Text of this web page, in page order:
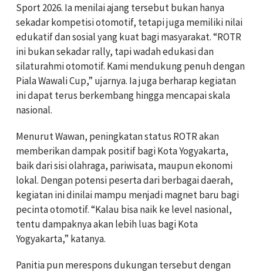
Sport 2026. Ia menilai ajang tersebut bukan hanya
sekadar kompetisi otomotif, tetapi juga memiliki nilai
edukatif dan sosial yang kuat bagi masyarakat. “ROTR
ini bukan sekadar rally, tapi wadah edukasi dan
silaturahmi otomotif. Kami mendukung penuh dengan
Piala Wawali Cup,” ujarnya. Ia juga berharap kegiatan
ini dapat terus berkembang hingga mencapai skala
nasional.
Menurut Wawan, peningkatan status ROTR akan
memberikan dampak positif bagi Kota Yogyakarta,
baik dari sisi olahraga, pariwisata, maupun ekonomi
lokal. Dengan potensi peserta dari berbagai daerah,
kegiatan ini dinilai mampu menjadi magnet baru bagi
pecinta otomotif. “Kalau bisa naik ke level nasional,
tentu dampaknya akan lebih luas bagi Kota
Yogyakarta,” katanya.
Panitia pun merespons dukungan tersebut dengan